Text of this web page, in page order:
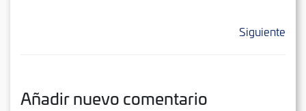
Siguiente
Añadir nuevo comentario